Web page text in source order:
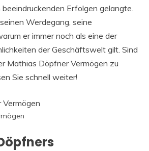
Erfolgen gelangte.
Werdegang, seine
er immer noch als eine der
der Geschäftswelt gilt. Sind
Mathias Döpfner Vermögen zu
Sie schnell weiter!